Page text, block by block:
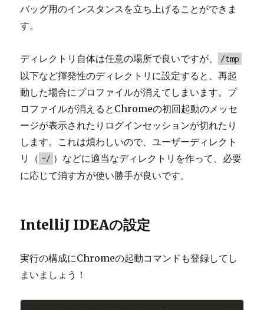
バッグ用のインスタンスを立ち上げることができま
す。
ディレクトリ自体は任意の場所で良いですが、 /tmp
以下など揮発性のディレクトリに設定すると、再起
動した場合にプロファイルが消えてしまいます。プ
ロファイルが消えるとChromeの初回起動のメッセ
ージが表示されたりログインセッションが切れたり
します。これは煩わしいので、ユーザーディレクト
リ（ ~/ ）などに適当なディレクトリを作って、必要
に応じて消す方が使い勝手が良いです。
IntelliJ IDEAの設定
実行の構成にChromeの起動コマンドも登録してし
まいましょう！